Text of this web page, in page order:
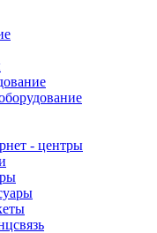
- центры